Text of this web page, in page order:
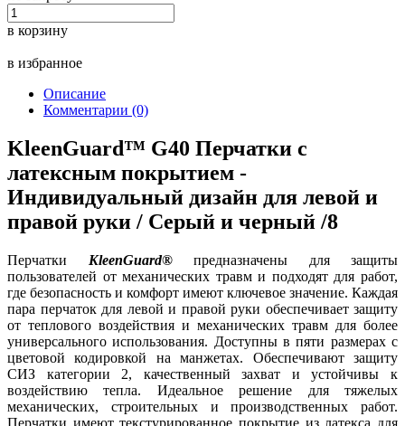
в корзину
в избранное
Описание
Комментарии (0)
KleenGuard™ G40 Перчатки с
латексным покрытием -
Индивидуальный дизайн для левой и
правой руки / Серый и черный /8
Перчатки KleenGuard®предназначены для защиты
пользователей от механических травм и подходят для работ,
где безопасность и комфорт имеют ключевое значение. Каждая
пара перчаток для левой и правой руки обеспечивает защиту
от теплового воздействия и механических травм для более
универсального использования. Доступны в пяти размерах с
цветовой кодировкой на манжетах. Обеспечивают защиту
СИЗ категории 2, качественный захват и устойчивы к
воздействию тепла. Идеальное решение для тяжелых
механических, строительных и производственных работ.
Перчатки имеют текстурированное покрытие из латекса для